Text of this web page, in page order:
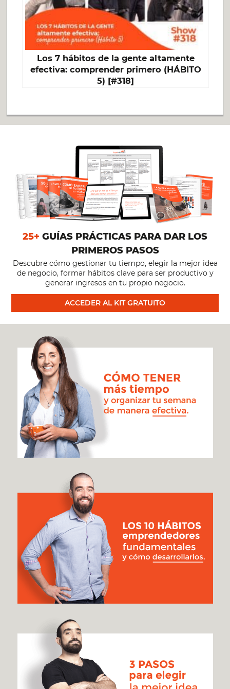
Los 7 hábitos de la gente altamente
efectiva: comprender primero (HÁBITO
5) [#318]
25+ GUÍAS PRÁCTICAS PARA DAR LOS
PRIMEROS PASOS
Descubre cómo gestionar tu tiempo, elegir la mejor idea
de negocio, formar hábitos clave para ser productivo y
generar ingresos en tu propio negocio.
ACCEDER AL KIT GRATUITO